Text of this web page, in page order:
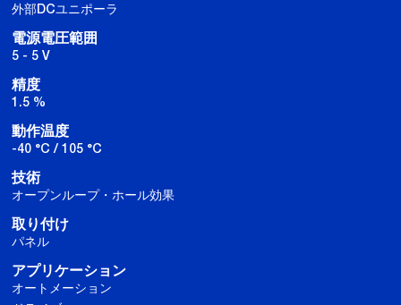
外部DCユニポーラ
電源電圧範囲
5 - 5 V
精度
1.5 %
動作温度
-40 °C / 105 °C
技術
オープンループ・ホール効果
取り付け
パネル
アプリケーション
オートメーション